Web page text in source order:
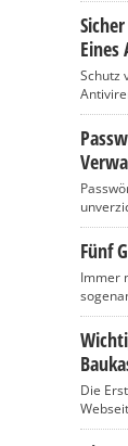
Schutz
Fünf
Immer
Die